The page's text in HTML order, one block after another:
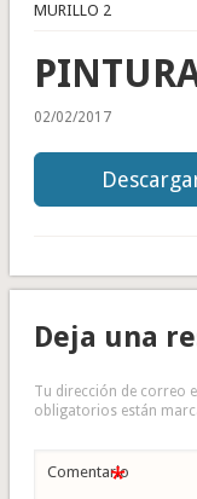
MURILLO 2
02/02/2017
Deja una
Tu dirección de correo
obligatorios están
Comentario
*